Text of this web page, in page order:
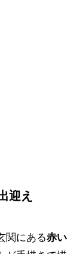
迎え
関にある赤い